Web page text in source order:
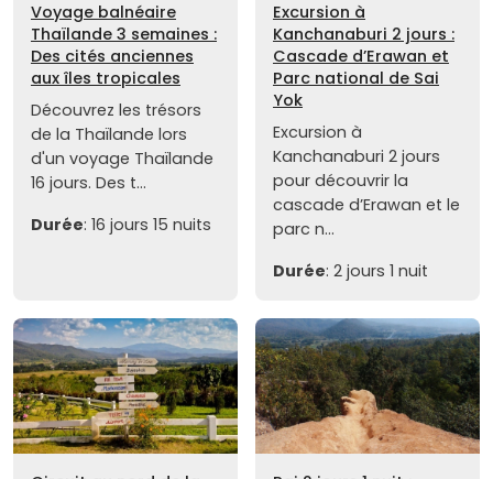
Voyage balnéaire
Thaïlande 3 semaines :
Des cités anciennes
aux îles tropicales
Découvrez les trésors
de la Thaïlande lors
d'un voyage Thaïlande
16 jours. Des t...
Durée: 16 jours 15 nuits
Excursion à
Kanchanaburi 2 jours :
Cascade d’Erawan et
Parc national de Sai
Yok
Excursion à
Kanchanaburi 2 jours
pour découvrir la
cascade d’Erawan et le
parc n...
Durée: 2 jours 1 nuit